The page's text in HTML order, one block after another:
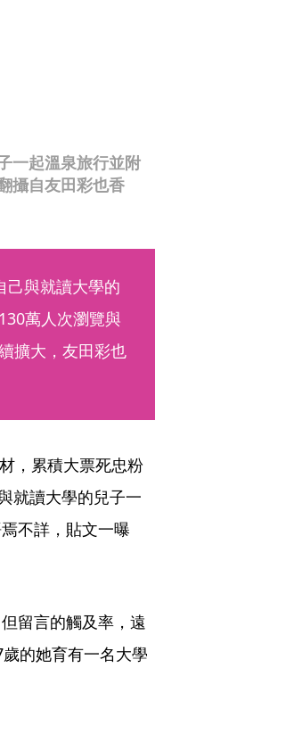
一起溫泉旅行並附
攝自友田彩也香
己與就讀大學的
萬人次瀏覽與
擴大，友田彩也
，累積大票死忠粉
就讀大學的兒子一
不詳，貼文一曝
留言的觸及率，遠
的她育有一名大學